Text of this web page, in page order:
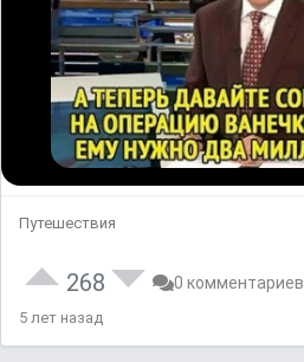
Путешествия
268 0 комментариев
5 лет назад